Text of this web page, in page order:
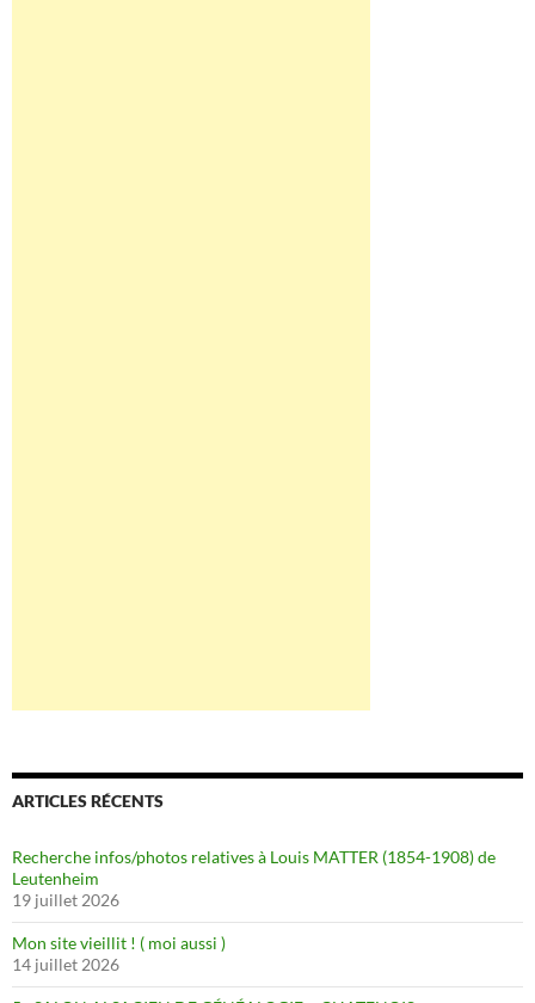
ARTICLES RÉCENTS
Recherche infos/photos relatives à Louis MATTER (1854-1908) de
Leutenheim
19 juillet 2026
Mon site vieillit ! ( moi aussi )
14 juillet 2026